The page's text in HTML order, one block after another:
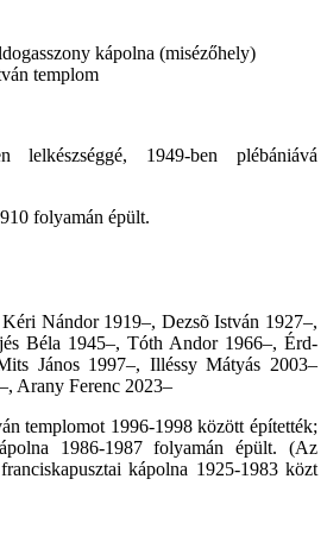
kápolna (misézőhely)
templom
lelkészséggé, 1949-ben plébániává
folyamán épült.
Nándor 1919–, Dezsõ István 1927–,
Béla 1945–, Tóth Andor 1966–, Érd-
János 1997–, Illéssy Mátyás 2003–
–, Arany Ferenc 2023–
templomot 1996-1998 között építették;
1986-1987 folyamán épült. (Az
kápolna 1925-1983 közt